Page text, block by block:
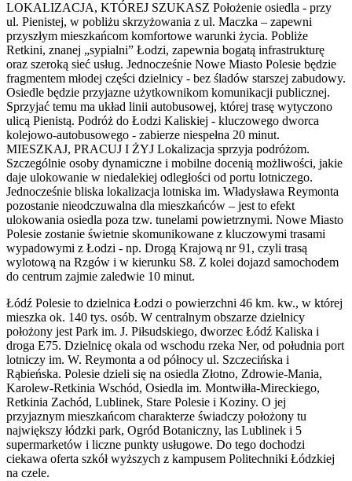
LOKALIZACJA, KTÓREJ SZUKASZ Położenie osiedla - przy
ul. Pienistej, w pobliżu skrzyżowania z ul. Maczka – zapewni
przyszłym mieszkańcom komfortowe warunki życia. Pobliże
Retkini, znanej „sypialni” Łodzi, zapewnia bogatą infrastrukturę
oraz szeroką sieć usług. Jednocześnie Nowe Miasto Polesie będzie
fragmentem młodej części dzielnicy - bez śladów starszej zabudowy.
Osiedle będzie przyjazne użytkownikom komunikacji publicznej.
Sprzyjać temu ma układ linii autobusowej, której trasę wytyczono
ulicą Pienistą. Podróż do Łodzi Kaliskiej - kluczowego dworca
kolejowo-autobusowego - zabierze niespełna 20 minut.
MIESZKAJ, PRACUJ I ŻYJ Lokalizacja sprzyja podróżom.
Szczególnie osoby dynamiczne i mobilne docenią możliwości, jakie
daje ulokowanie w niedalekiej odległości od portu lotniczego.
Jednocześnie bliska lokalizacja lotniska im. Władysława Reymonta
pozostanie nieodczuwalna dla mieszkańców – jest to efekt
ulokowania osiedla poza tzw. tunelami powietrznymi. Nowe Miasto
Polesie zostanie świetnie skomunikowane z kluczowymi trasami
wypadowymi z Łodzi - np. Drogą Krajową nr 91, czyli trasą
wylotową na Rzgów i w kierunku S8. Z kolei dojazd samochodem
do centrum zajmie zaledwie 10 minut.
Łódź Polesie to dzielnica Łodzi o powierzchni 46 km. kw., w której
mieszka ok. 140 tys. osób. W centralnym obszarze dzielnicy
położony jest Park im. J. Piłsudskiego, dworzec Łódź Kaliska i
droga E75. Dzielnicę okala od wschodu rzeka Ner, od południa port
lotniczy im. W. Reymonta a od północy ul. Szczecińska i
Rąbieńska. Polesie dzieli się na osiedla Złotno, Zdrowie-Mania,
Karolew-Retkinia Wschód, Osiedla im. Montwiłła-Mireckiego,
Retkinia Zachód, Lublinek, Stare Polesie i Koziny. O jej
przyjaznym mieszkańcom charakterze świadczy położony tu
największy łódzki park, Ogród Botaniczny, las Lublinek i 5
supermarketów i liczne punkty usługowe. Do tego dochodzi
ciekawa oferta szkół wyższych z kampusem Politechniki Łódzkiej
na czele.